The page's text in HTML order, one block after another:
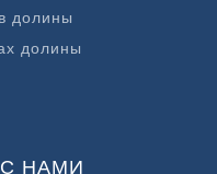
долины
долины
НАМИ